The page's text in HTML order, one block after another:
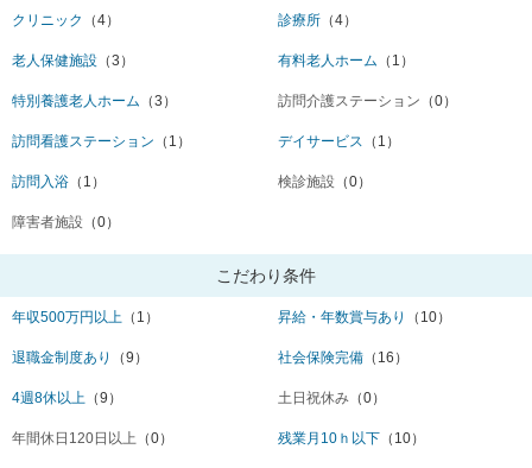
クリニック （4） 診療所 （4）
老人保健施設 （3） 有料老人ホーム （1）
特別養護老人ホーム （3） 訪問介護ステーション （0）
訪問看護ステーション （1） デイサービス （1）
訪問入浴 （1） 検診施設 （0）
障害者施設 （0）
こだわり条件
年収500万円以上 （1） 昇給・年数賞与あり （10）
退職金制度あり （9） 社会保険完備 （16）
4週8休以上 （9） 土日祝休み （0）
年間休日120日以上 （0） 残業月10ｈ以下 （10）